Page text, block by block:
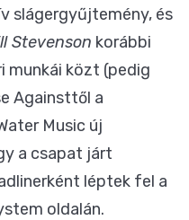
slágergyűjtemény, és
Stevenson korábbi
munkái közt (pedig
Againsttől a
Music új
a csapat járt
léptek fel a
oldalán.